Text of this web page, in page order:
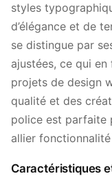
styles
d’élégance et de
se distingue par
ajustées, ce qui
projets de design
qualité et des
police est parfaite
allier
Caractéristiques